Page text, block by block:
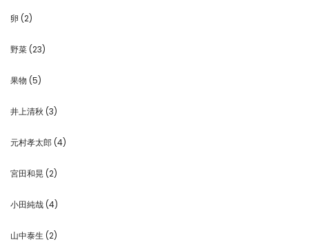
卵 (2)
野菜 (23)
果物 (5)
井上清秋 (3)
元村孝太郎 (4)
宮田和晃 (2)
小田純哉 (4)
山中泰生 (2)